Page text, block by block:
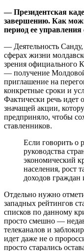
— Президентская
завершению. Как
период ее управления
— Деятельность Санду,
сферах жизни
зрения официального
— получение
приглашение на
конкретные сроки и
Фактически речь идет
значащей акции,
предприняло, чтобы
ставленников.
Если говорить о
руководства
экономический
населения, рост
доходов
Отдельно нужно
западных рейтингов
списков по данному
просто смешно —
телеканалов и
идет даже не о
просто старались